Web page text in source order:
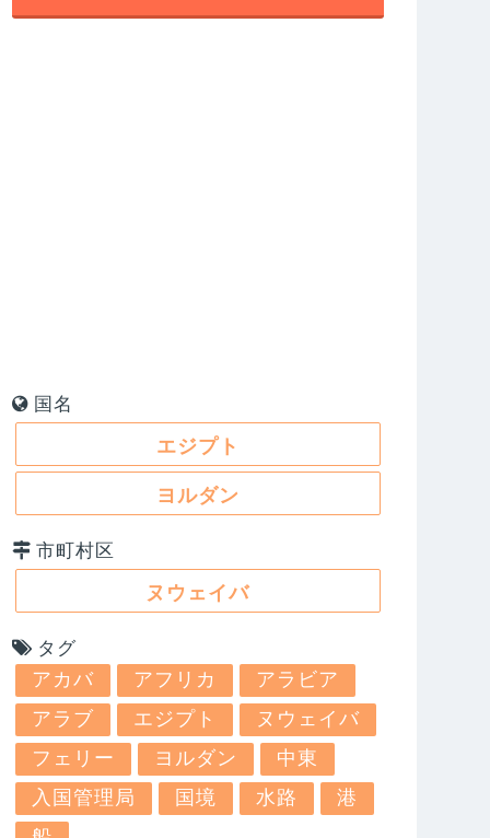
国名
エジプト
ヨルダン
市町村区
ヌウェイバ
タグ
アカバ アフリカ
アラビア
アラブ
エジプト
ヌウェイバ
フェリー
ヨルダン
中東
入国管理局
国境 水路
港